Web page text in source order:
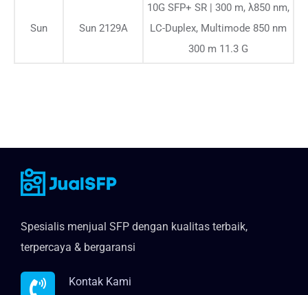
Sun Sun 2129A
10G SFP+ SR | 300 m, λ850 nm,
LC-Duplex, Multimode 850 nm
300 m 11.3 G
Spesialis menjual SFP dengan kualitas terbaik,
terpercaya & bergaransi
Kontak Kami